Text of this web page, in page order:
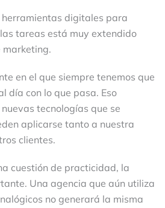
herramientas digitales para
tareas está muy extendido
marketing.
en el que siempre tenemos que
día con lo que pasa. Eso
tecnologías que se
aplicarse tanto a nuestra
clientes.
cuestión de practicidad, la
Una agencia que aún utiliza
no generará la misma